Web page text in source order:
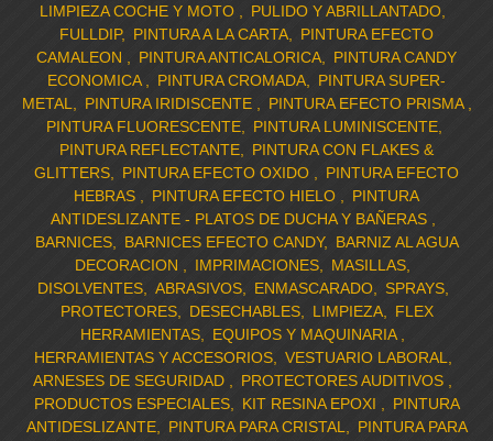
LIMPIEZA COCHE Y MOTO
PULIDO Y ABRILLANTADO
FULLDIP
PINTURA A LA CARTA
PINTURA EFECTO
CAMALEON
PINTURA ANTICALORICA
PINTURA CANDY
ECONOMICA
PINTURA CROMADA
PINTURA SUPER-
METAL
PINTURA IRIDISCENTE
PINTURA EFECTO PRISMA
PINTURA FLUORESCENTE
PINTURA LUMINISCENTE
PINTURA REFLECTANTE
PINTURA CON FLAKES &
GLITTERS
PINTURA EFECTO OXIDO
PINTURA EFECTO
HEBRAS
PINTURA EFECTO HIELO
PINTURA
ANTIDESLIZANTE - PLATOS DE DUCHA Y BAÑERAS
BARNICES
BARNICES EFECTO CANDY
BARNIZ AL AGUA
DECORACION
IMPRIMACIONES
MASILLAS
DISOLVENTES
ABRASIVOS ENMASCARADO
SPRAYS
PROTECTORES
DESECHABLES LIMPIEZA
FLEX
HERRAMIENTAS
EQUIPOS Y MAQUINARIA
HERRAMIENTAS Y ACCESORIOS
VESTUARIO LABORAL
ARNESES DE SEGURIDAD
PROTECTORES AUDITIVOS
PRODUCTOS ESPECIALES
KIT RESINA EPOXI
PINTURA
ANTIDESLIZANTE
PINTURA PARA CRISTAL
PINTURA PARA